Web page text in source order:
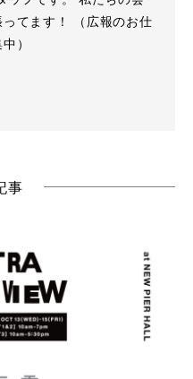
てます！ （広報のお仕
）
事